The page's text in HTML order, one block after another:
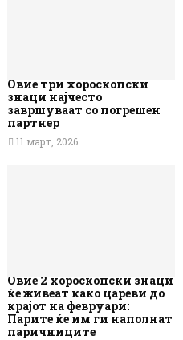
Овие три хороскопски
знаци најчесто
завршуваат со погрешен
партнер
11 март, 2026
Овие 2 хороскопски знаци
ќе живеат како цареви до
крајот на февруари:
Парите ќе им ги наполнат
паричниците